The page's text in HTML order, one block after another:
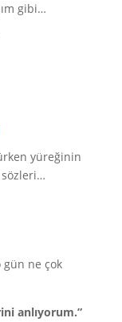
gibi…
yüreğinin
sözleri…
gün ne çok
anlıyorum.”